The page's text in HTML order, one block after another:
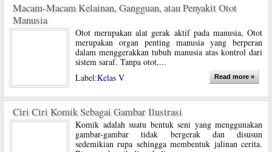
Macam-Macam Kelainan, Gangguan, atau Penyakit Otot
Manusia
Otot merupakan alat gerak aktif pada manusia, Otot
merupakan organ penting manusia yang berperan
dalam menggerakkan tubuh manusia atas kontrol dari
sistem saraf. Tanpa otot,...
Label:Kelas V Read more »
Ciri Ciri Komik Sebagai Gambar Ilustrasi
Komik adalah suatu bentuk seni yang menggunakan
gambar-gambar tidak bergerak dan disusun
sedemikian rupa sehingga membentuk jalinan cerita.